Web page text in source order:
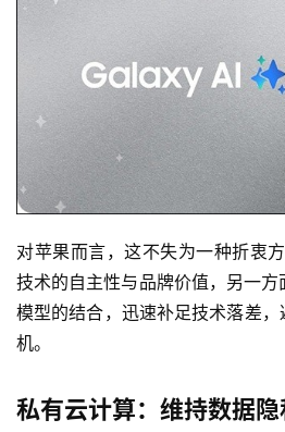
对苹果而言，这不失为一种折衷
技术的自主性与品牌价值，另一
模型的结合，迅速补足技术落差
机。
私有云计算：维持数据